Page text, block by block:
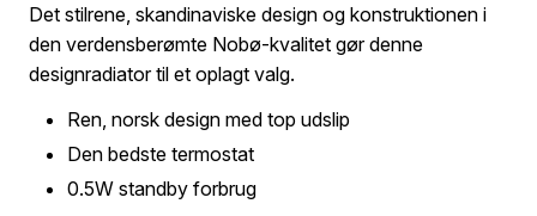
Det stilrene, skandinaviske design og konstruktionen i
den verdensberømte Nobø-kvalitet gør denne
designradiator til et oplagt valg.
Ren, norsk design med top udslip
Den bedste termostat
0.5W standby forbrug